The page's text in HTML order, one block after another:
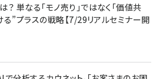
単なる「モノ売り」ではなく「価値共
”プラスの戦略【7/29リアルセミナー開